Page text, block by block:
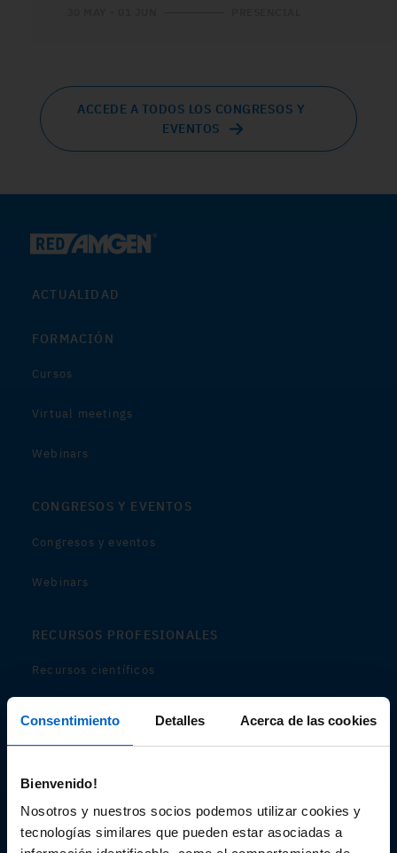
Consentimiento Detalles Acerca de las cookies
Bienvenido!
Nosotros y nuestros socios podemos utilizar cookies y
tecnologías similares que pueden estar asociadas a
ACCEDE A TODOS LOS CONGRESOS Y
EVENTOS
ACTUALIDAD
FORMACIÓN
Cursos
Virtual meetings
Webinars
CONGRESOS Y EVENTOS
Congresos y eventos
Webinars
RECURSOS PROFESIONALES
Recursos científicos
Audiovisual
Espacio de Información Médica